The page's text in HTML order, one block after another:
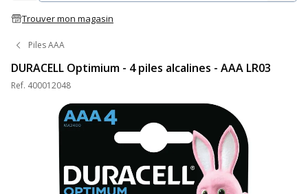
Trouver mon magasin
Piles AAA
DURACELL Optimium - 4 piles alcalines - AAA LR03
Ref. 400012048